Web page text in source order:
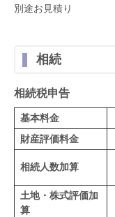
別途お見積り
相続
相続税申告
基本料金
財産評価料金
相続人数加算
土地・株式評価加
算